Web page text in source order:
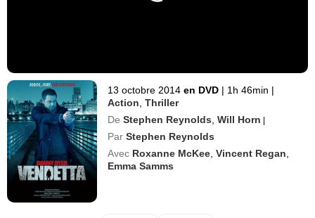
13 octobre 2014 en DVD | 1h 46min |
Action ,Thriller
De Stephen Reynolds ,Will Horn |
Par Stephen Reynolds
Avec Roxanne McKee ,Vincent Regan
Emma Samms